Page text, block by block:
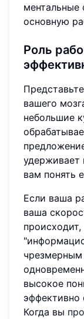
ментальные
основную
Роль
вашего
небольшие
удерживает
вам понять
Если ваша
ваша
происходит,
высокое
эффективно
Когда вы